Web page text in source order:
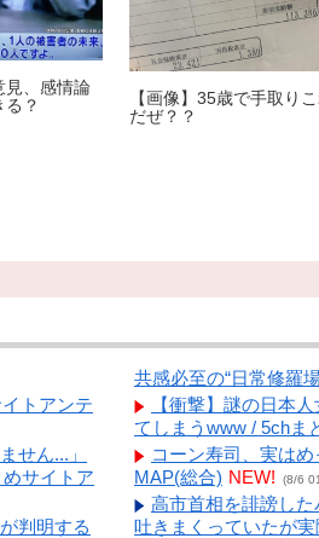
見、感情論
？
【画像】35歳で手取り
だぜ？？
トアンテ
せん...」
サイトア
判明する
共感必至の“日常修羅
【衝撃】謎の日本
てしまうwww / 5chま
コーン寿司、実は
MAP(総合) NEW! (8/6
高市首相を誹謗し
吐きまくっていたが